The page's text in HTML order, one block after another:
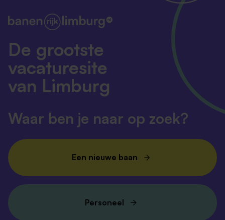
De grootste
vacaturesite
van Limburg
Waar ben je naar op zoek?
Een nieuwe baan
Personeel